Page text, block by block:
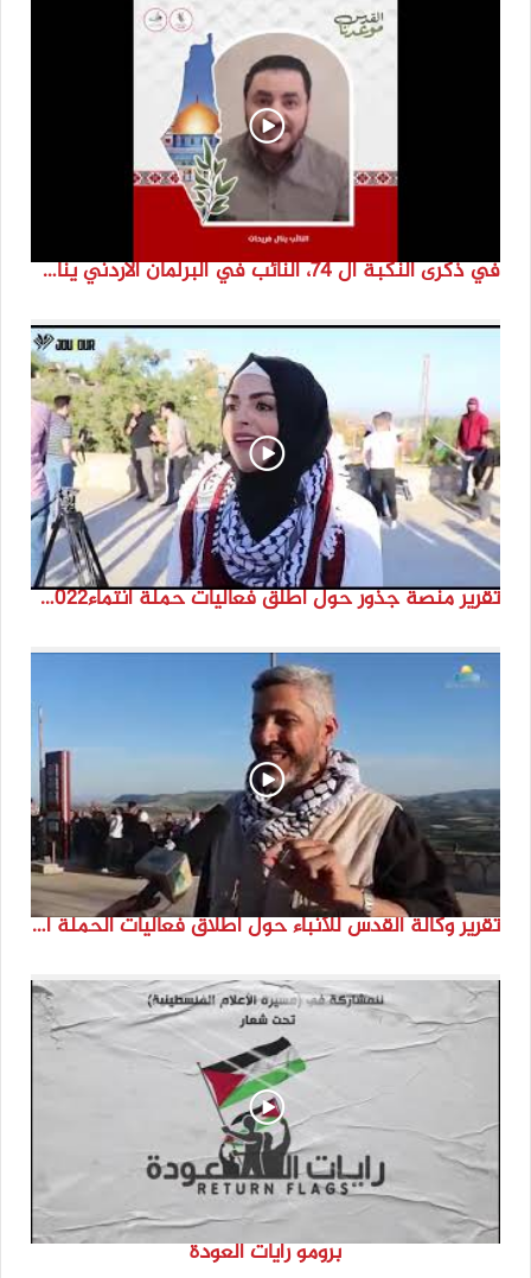
في ذكرى النكبة ال 74، النائب في البرلمان الأردني ينال فرحات
تقرير منصة جذور حول اطلق فعاليات حملة انتماء2022 من مارون الراس
تقرير وكالة القدس للأنباء حول اطلاق فعاليات الحملة الدولية للحفاظ على الهوية الفلسطينية ” انتماء”
برومو رايات العودة